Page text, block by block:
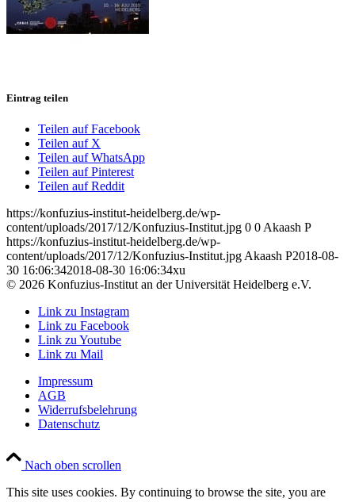
Eintrag teilen
Teilen auf Facebook
Teilen auf X
Teilen auf WhatsApp
Teilen auf Pinterest
Teilen auf Reddit
https://konfuzius-institut-heidelberg.de/wp-
content/uploads/2017/12/Konfuzius-Institut.jpg 0 0 Akaash P
https://konfuzius-institut-heidelberg.de/wp-
content/uploads/2017/12/Konfuzius-Institut.jpg Akaash P2018-08-
30 16:06:342018-08-30 16:06:34xu
© 2026 Konfuzius-Institut an der Universität Heidelberg e.V.
Link zu Instagram
Link zu Facebook
Link zu Youtube
Link zu Mail
Impressum
AGB
Widerrufsbelehrung
Datenschutz
Nach oben scrollen
This site uses cookies. By continuing to browse the site, you are